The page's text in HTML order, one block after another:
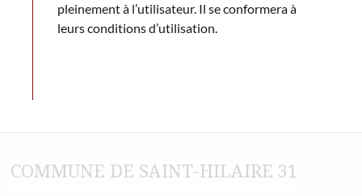
pleinement à l’utilisateur. Il se conformera à
leurs conditions d’utilisation.
COMMUNE DE SAINT-HILAIRE 31